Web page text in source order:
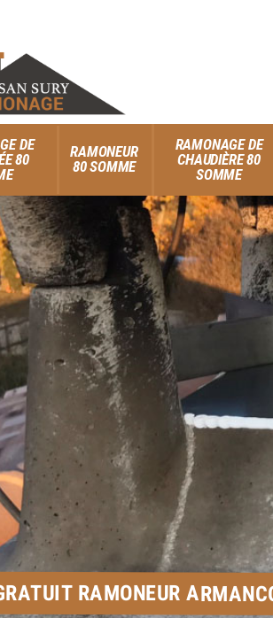
DE
80
RAMONEUR
80 SOMME
RAMONAGE DE
CHAUDIÈRE 80
SOMME
RAMONEUR